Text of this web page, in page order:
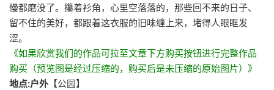
慢都磨没了。攥着衫角，心里空落落的，那些回不来的日子、
留不住的美好，都跟着这衣服的旧味缠上来，堵得人眼眶发
涩。
《如果欣赏我们的作品可拉至文章下方购买按钮进行完整作品
购买（预览图是经过压缩的，购买后是未压缩的原始图片）》
地点:户外 【公园】